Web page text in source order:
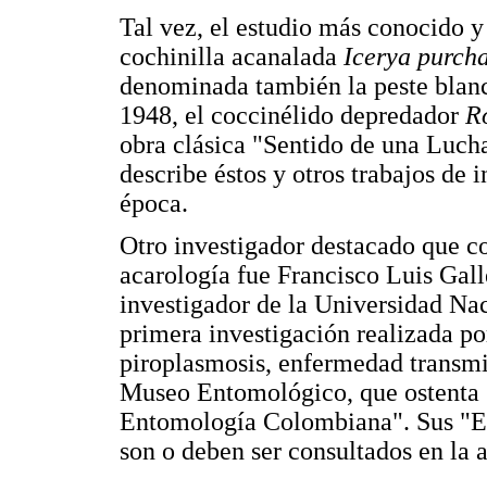
Tal vez, el estudio más conocido
cochinilla acanalada Icerya
denominada también la peste
1948, el coccinélido depredador
obra clásica "Sentido de una
describe éstos y otros trabajos de
época.
Otro investigador destacado que
acarología fue Francisco Luis
investigador de la Universidad
primera investigación realizada
piroplasmosis, enfermedad
Museo Entomológico, que
Entomología Colombiana". Sus
son o deben ser consultados en la